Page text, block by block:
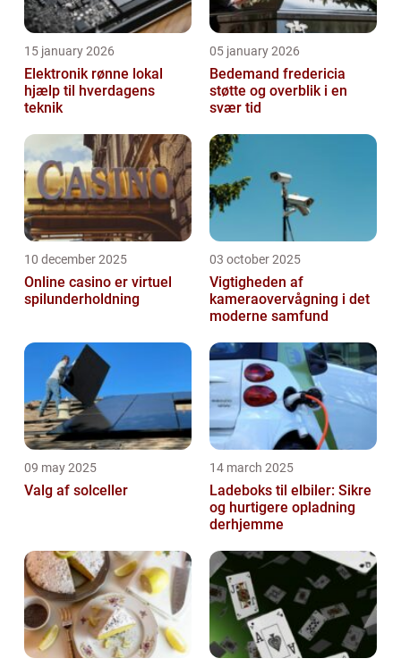
15 january 2026
Elektronik rønne lokal
hjælp til hverdagens
teknik
05 january 2026
Bedemand fredericia
støtte og overblik i en
svær tid
10 december 2025
Online casino er virtuel
spilunderholdning
03 october 2025
Vigtigheden af
kameraovervågning i det
moderne samfund
09 may 2025
Valg af solceller
14 march 2025
Ladeboks til elbiler: Sikre
og hurtigere opladning
derhjemme